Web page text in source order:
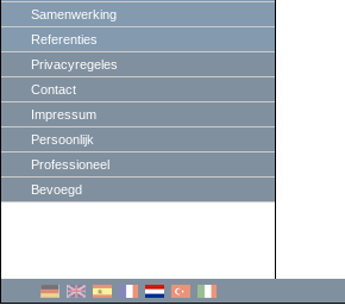
Samenwerking
Referenties
Privacyregeles
Contact
Impressum
Persoonlijk
Professioneel
Bevoegd